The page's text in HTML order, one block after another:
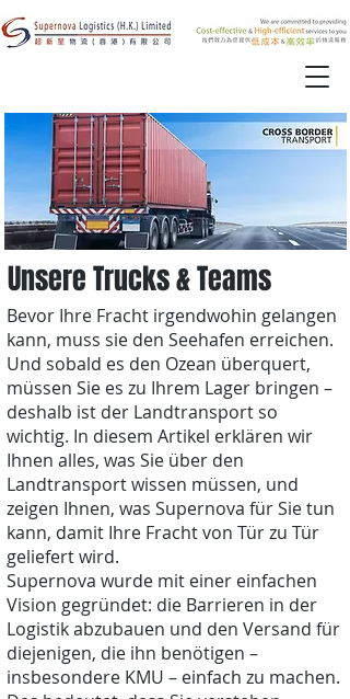
Unsere Trucks & Teams
Bevor Ihre Fracht irgendwohin gelangen
kann, muss sie den Seehafen erreichen.
Und sobald es den Ozean überquert,
müssen Sie es zu Ihrem Lager bringen –
deshalb ist der Landtransport so
wichtig. In diesem Artikel erklären wir
Ihnen alles, was Sie über den
Landtransport wissen müssen, und
zeigen Ihnen, was Supernova für Sie tun
kann, damit Ihre Fracht von Tür zu Tür
geliefert wird.
Supernova wurde mit einer einfachen
Vision gegründet: die Barrieren in der
Logistik abzubauen und den Versand für
diejenigen, die ihn benötigen –
insbesondere KMU – einfach zu machen.